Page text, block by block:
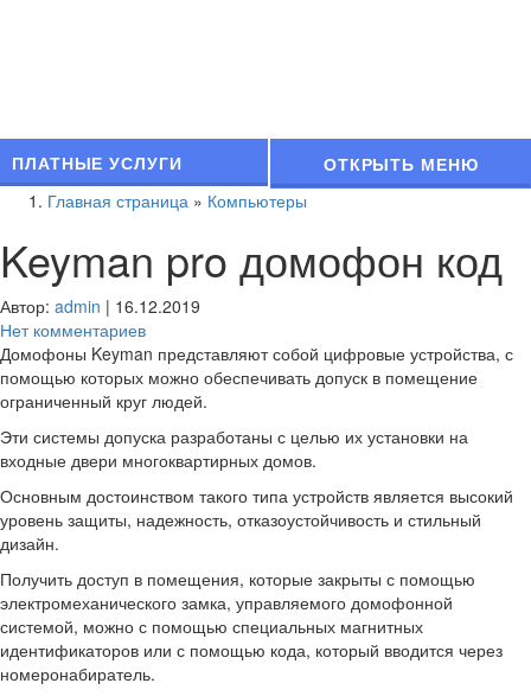
ОТКРЫТЬ МЕНЮ
ПЛАТНЫЕ УСЛУГИ
Главная страница » Компьютеры
Keyman pro домофон код
Автор: admin | 16.12.2019
Нет комментариев
Домофоны Keyman представляют собой цифровые устройства, с
помощью которых можно обеспечивать допуск в помещение
ограниченный круг людей.
Эти системы допуска разработаны с целью их установки на
входные двери многоквартирных домов.
Основным достоинством такого типа устройств является высокий
уровень защиты, надежность, отказоустойчивость и стильный
дизайн.
Получить доступ в помещения, которые закрыты с помощью
электромеханического замка, управляемого домофонной
системой, можно с помощью специальных магнитных
идентификаторов или с помощью кода, который вводится через
номеронабиратель.